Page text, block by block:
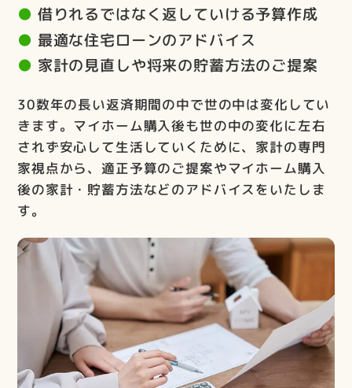
借りれるではなく返していける予算作成
最適な住宅ローンのアドバイス
家計の見直しや将来の貯蓄方法のご提案
30数年の長い返済期間の中で世の中は変化してい
きます。マイホーム購入後も世の中の変化に左右
されず安心して生活していくために、家計の専門
家視点から、適正予算のご提案やマイホーム購入
後の家計・貯蓄方法などのアドバイスをいたしま
す。